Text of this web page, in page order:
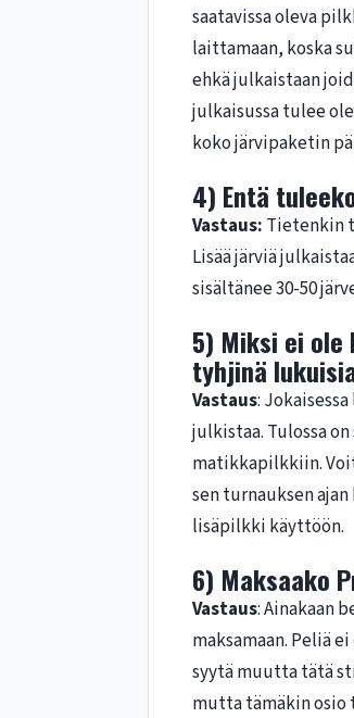
saatavissa oleva
laittamaan, koska
ehkä julkaistaan
julkaisussa tulee
koko järvipaketin
4) Entä
Vastaus: Tietenkin
Lisää järviä
sisältänee 30-50
5) Miksi ei
tyhjinä
Vastaus:
julkistaa. Tulossa
matikkapilkkiin.
sen turnauksen
lisäpilkki käyttöön.
6) Maksaako
Vastaus: Ainakaan
maksamaan. Peliä
syytä muutta tätä
mutta tämäkin osio